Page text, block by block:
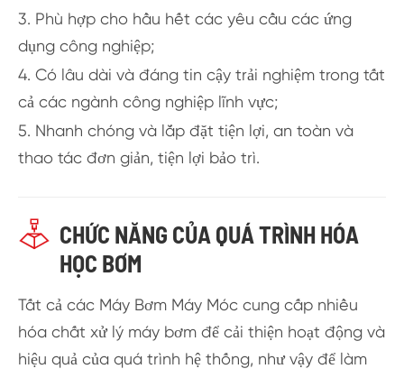
3. Phù hợp cho hầu hết các yêu cầu các ứng
dụng công nghiệp;
4. Có lâu dài và đáng tin cậy trải nghiệm trong tất
cả các ngành công nghiệp lĩnh vực;
5. Nhanh chóng và lắp đặt tiện lợi, an toàn và
thao tác đơn giản, tiện lợi bảo trì.
 CHỨC NĂNG CỦA QUÁ TRÌNH HÓA
HỌC BƠM
Tất cả các Máy Bơm Máy Móc cung cấp nhiều
hóa chất xử lý máy bơm để cải thiện hoạt động và
hiệu quả của quá trình hệ thống, như vậy để làm